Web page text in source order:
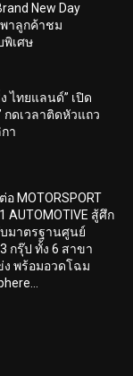
New Day
พาลูกค้าชม
พิเศษ
ไทยแลนด์” เปิด
กดเวลาติดหัวแถว
า
อ MOTORSPORT
AUTOMOTIVE สู้ศึก
มาตรฐานศูนย์
กรุ๊ป ทั้ง 6 สาขา
พร้อมอวดโฉม